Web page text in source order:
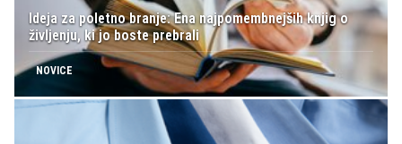
Ideja za poletno branje: Ena najpomembnejših knjig o
življenju, ki jo boste prebrali
NOVICE